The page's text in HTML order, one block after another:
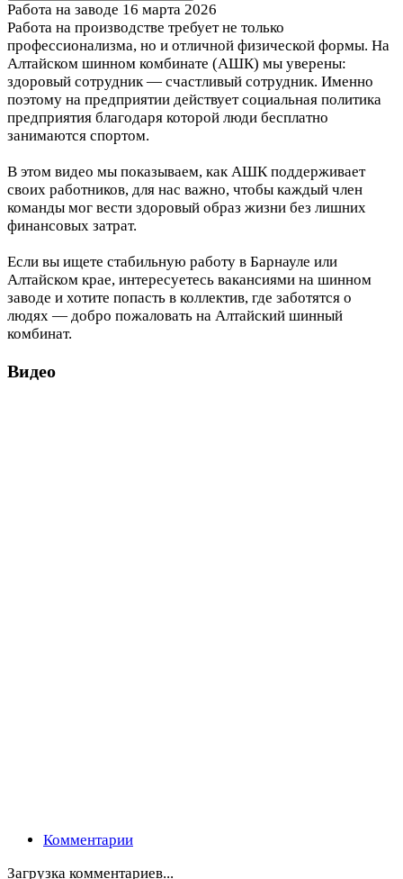
Работа на заводе 16 марта 2026
Работа на производстве требует не только
профессионализма, но и отличной физической формы. На
Алтайском шинном комбинате (АШК) мы уверены:
здоровый сотрудник — счастливый сотрудник. Именно
поэтому на предприятии действует социальная политика
предприятия благодаря которой люди бесплатно
занимаются спортом.
В этом видео мы показываем, как АШК поддерживает
своих работников, для нас важно, чтобы каждый член
команды мог вести здоровый образ жизни без лишних
финансовых затрат.
Если вы ищете стабильную работу в Барнауле или
Алтайском крае, интересуетесь вакансиями на шинном
заводе и хотите попасть в коллектив, где заботятся о
людях — добро пожаловать на Алтайский шинный
комбинат.
Видео
Комментарии
Загрузка комментариев...